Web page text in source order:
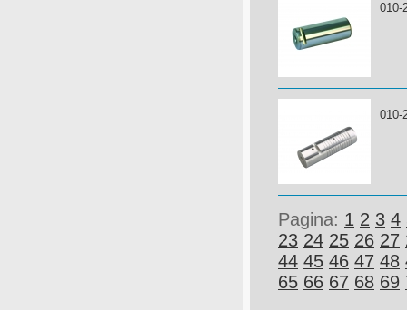
010-
010-
Pagina: 1 2 3 4
23 24 25 26 27
44 45 46 47 48
65 66 67 68 69